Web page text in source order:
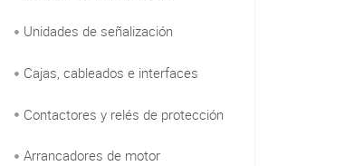
Unidades de señalización
Cajas, cableados e interfaces
Contactores y relés de protección
Arrancadores de motor